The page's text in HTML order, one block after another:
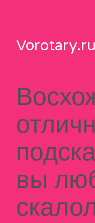
contentVorotary.ru
вы